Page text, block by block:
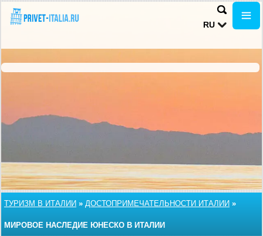
RU
ТУРИЗМ В ИТАЛИИ » ДОСТОПРИМЕЧАТЕЛЬНОСТИ ИТАЛИИ »
МИРОВОЕ НАСЛЕДИЕ ЮНЕСКО В ИТАЛИИ